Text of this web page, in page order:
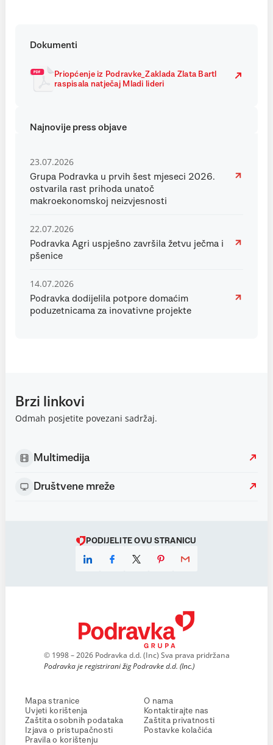
Dokumenti
Priopćenje iz Podravke_Zaklada Zlata Bartl
raspisala natječaj Mladi lideri
Najnovije press objave
23.07.2026
Grupa Podravka u prvih šest mjeseci 2026.
ostvarila rast prihoda unatoč
makroekonomskoj neizvjesnosti
22.07.2026
Podravka Agri uspješno završila žetvu ječma i
pšenice
14.07.2026
Podravka dodijelila potpore domaćim
poduzetnicama za inovativne projekte
Brzi linkovi
Odmah posjetite povezani sadržaj.
Multimedija
Društvene mreže
PODIJELITE OVU STRANICU
© 1998 – 2026 Podravka d.d. (Inc) Sva prava pridržana
Podravka je registrirani žig Podravke d.d. (Inc.)
Mapa stranice
Uvjeti korištenja
Zaštita osobnih podataka
Izjava o pristupačnosti
Pravila o korištenju
O nama
Kontaktirajte nas
Zaštita privatnosti
Postavke kolačića